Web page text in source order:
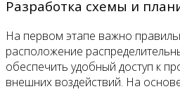
Разработка схемы и
На первом этапе важно
расположение
обеспечить удобный доступ к
внешних воздействий. На